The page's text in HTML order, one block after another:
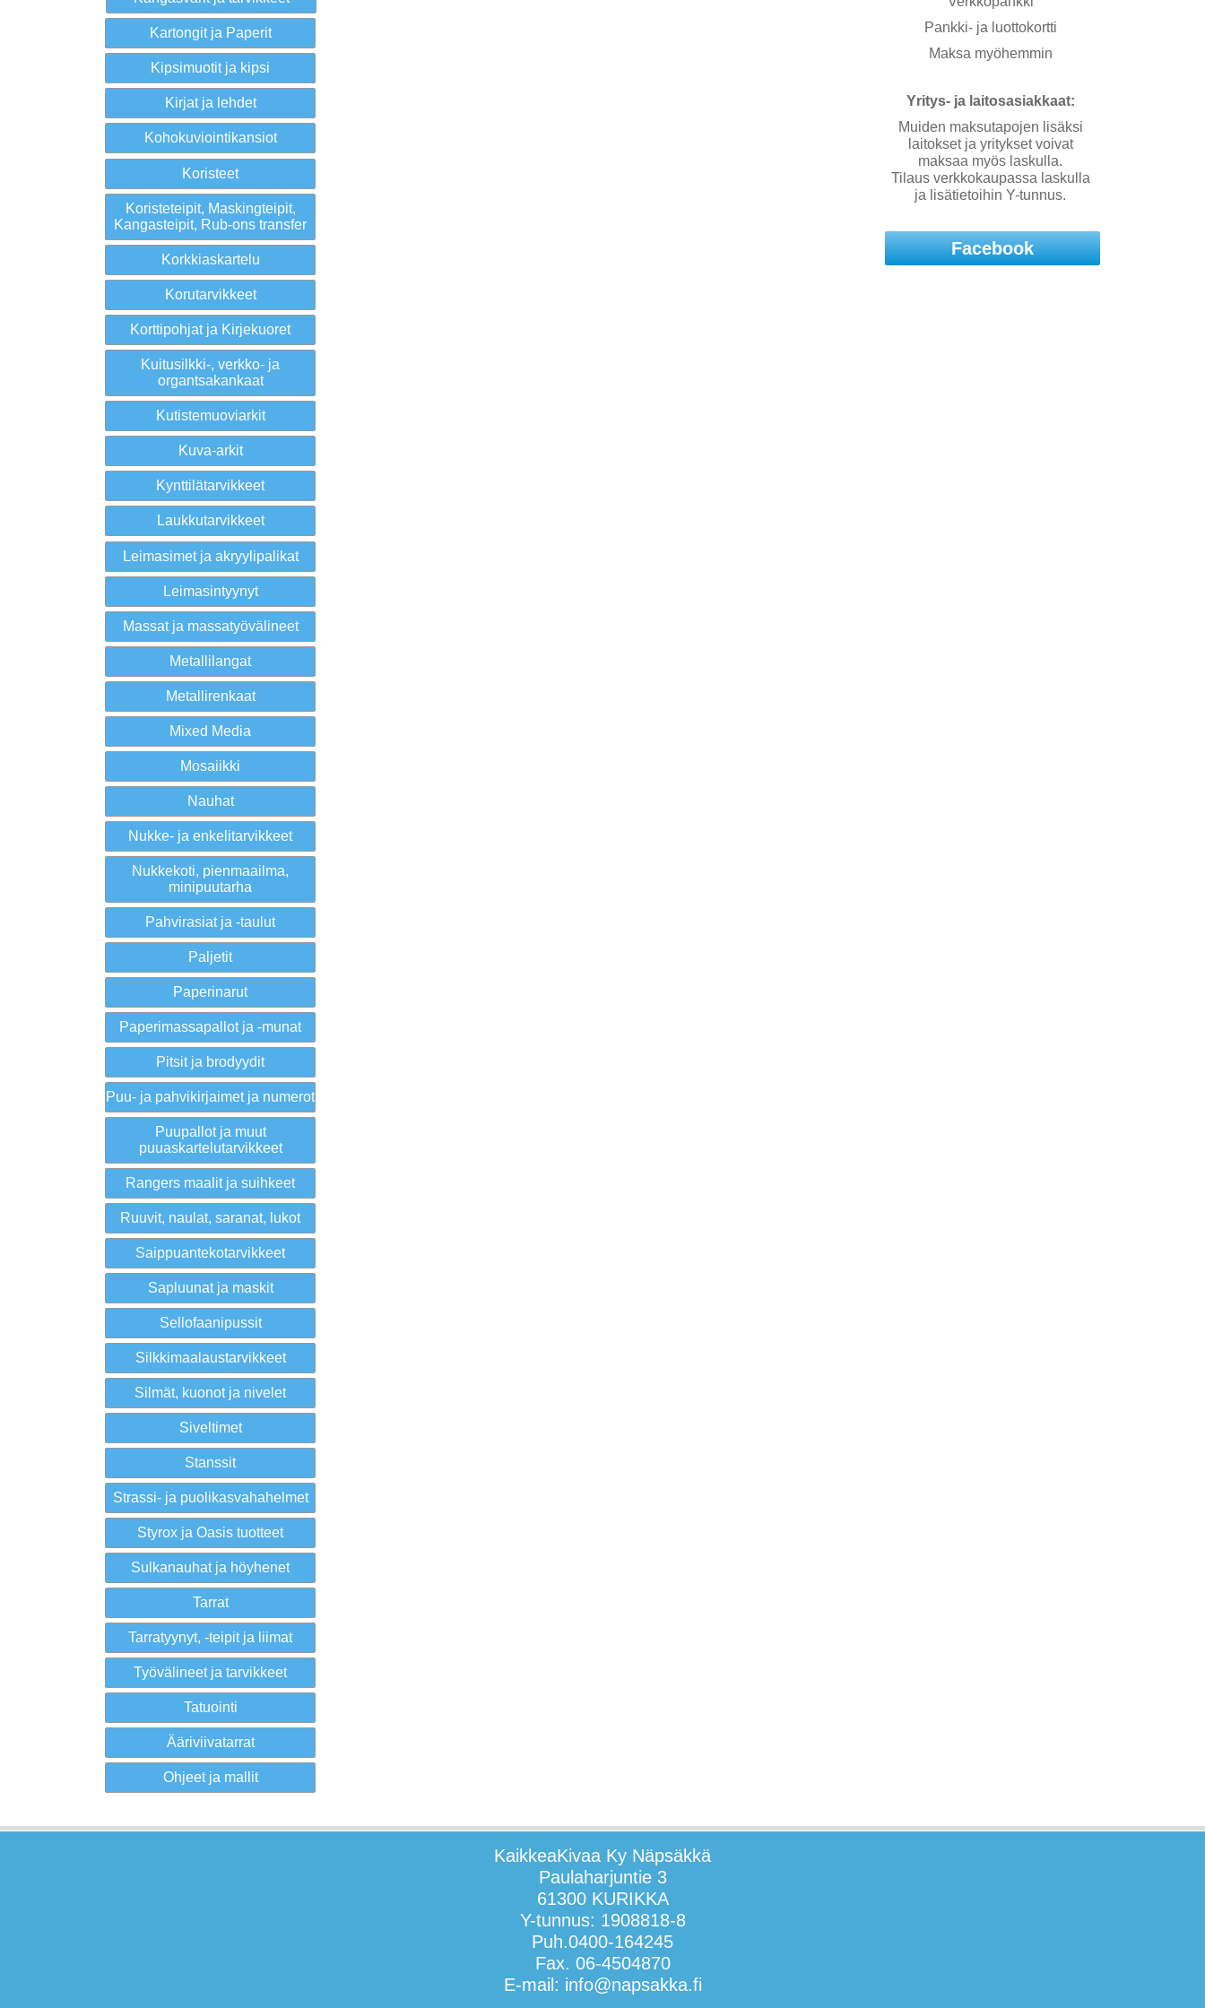
Kartongit ja Paperit
Kipsimuotit ja kipsi
Kirjat ja lehdet
Kohokuviointikansiot
Koristeet
Koristeteipit, Maskingteipit,
Kangasteipit, Rub-ons transfer
Korkkiaskartelu
Korutarvikkeet
Korttipohjat ja Kirjekuoret
Kuitusilkki-, verkko- ja
organtsakankaat
Kutistemuoviarkit
Kuva-arkit
Kynttilätarvikkeet
Laukkutarvikkeet
Leimasimet ja akryylipalikat
Leimasintyynyt
Massat ja massatyövälineet
Metallilangat
Metallirenkaat
Mixed Media
Mosaiikki
Nauhat
Nukke- ja enkelitarvikkeet
Nukkekoti, pienmaailma,
minipuutarha
Pahvirasiat ja -taulut
Paljetit
Paperinarut
Paperimassapallot ja -munat
Pitsit ja brodyydit
Puu- ja pahvikirjaimet ja numerot
Puupallot ja muut
puuaskartelutarvikkeet
Rangers maalit ja suihkeet
Ruuvit, naulat, saranat, lukot
Saippuantekotarvikkeet
Sapluunat ja maskit
Sellofaanipussit
Silkkimaalaustarvikkeet
Silmät, kuonot ja nivelet
Siveltimet
Stanssit
Strassi- ja puolikasvahahelmet
Styrox ja Oasis tuotteet
Sulkanauhat ja höyhenet
Tarrat
Tarratyynyt, -teipit ja liimat
Työvälineet ja tarvikkeet
Tatuointi
Ääriviivatarrat
Ohjeet ja mallit
Pankki- ja luottokortti
Maksa myöhemmin
Yritys- ja laitosasiakkaat:
Muiden maksutapojen lisäksi
laitokset ja yritykset voivat
maksaa myös laskulla.
Tilaus verkkokaupassa laskulla
ja lisätietoihin Y-tunnus.
Facebook
KaikkeaKivaa Ky Näpsäkkä
Paulaharjuntie 3
61300 KURIKKA
Y-tunnus: 1908818-8
Puh.0400-164245
Fax. 06-4504870
E-mail: info@napsakka.fi